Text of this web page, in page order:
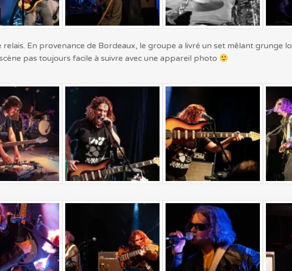
relais. En provenance de Bordeaux, le groupe a livré un set mêlant grunge
pas toujours facile à suivre avec une appareil photo